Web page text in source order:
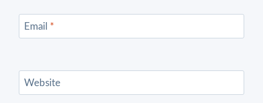
Email *
Website